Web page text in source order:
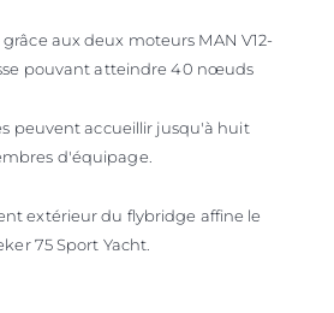
aux deux moteurs MAN V12-
pouvant atteindre 40 nœuds
peuvent accueillir jusqu'à huit
d'équipage.
extérieur du flybridge affine le
75 Sport Yacht.